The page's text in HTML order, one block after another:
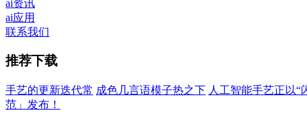
ai资讯
ai应用
联系我们
推荐下载
手艺的更新迭代常 成色几言语模子热之下 人工智能手艺正以“
范」发布！